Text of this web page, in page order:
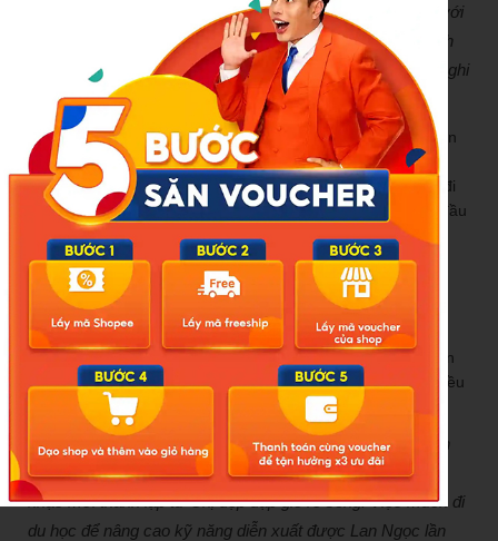
showbiz. Cô cũng đã đầu quân về chung công ty quản lý với
Chi Pu để phát triển sự nghiệp trong thời gian tới. Bên cạnh
sự nghiệp nghệ thuật, ngoài đời thường, Trang Pháp cũng ghi
điểm bởi ngoại hình trẻ trung, vóc dáng gợi cảm.
Trước khi đi du học ở tuổi 34, Ninh Dương Lan Ngọc khiến
người hâm mộ bất ngờ khi trở thành thành viên của nhóm
nhạc mới thành lập từ Chị đẹp đạp gió rẽ sóng. Việc muốn đi
du học để nâng cao kỹ năng diễn xuất được Lan Ngọc lần